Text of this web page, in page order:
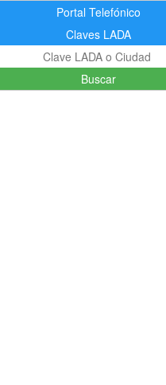
Portal Telefónico
Claves LADA
Buscar